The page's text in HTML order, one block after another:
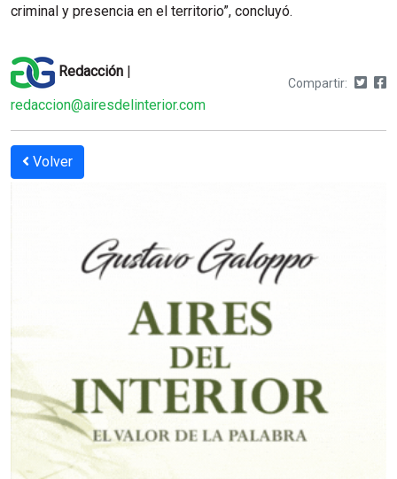
criminal y presencia en el territorio”, concluyó.
Redacción
redaccion@airesdelinterior.com
Compartir:
Volver